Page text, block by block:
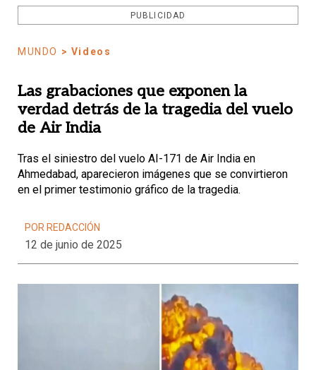
PUBLICIDAD
MUNDO > Videos
Las grabaciones que exponen la
verdad detrás de la tragedia del vuelo
de Air India
Tras el siniestro del vuelo AI-171 de Air India en
Ahmedabad, aparecieron imágenes que se convirtieron
en el primer testimonio gráfico de la tragedia.
POR REDACCIÓN
12 de junio de 2025